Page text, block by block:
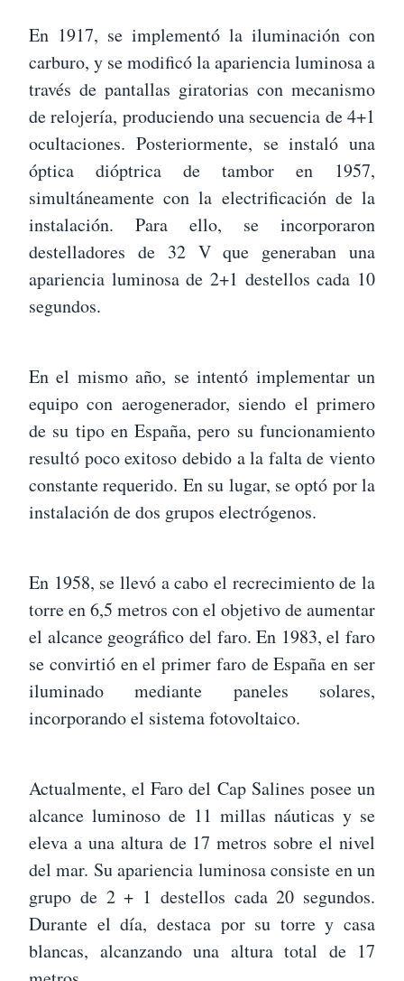
En 1917, se implementó la iluminación con
carburo, y se modificó la apariencia luminosa a
través de pantallas giratorias con mecanismo
de relojería, produciendo una secuencia de 4+1
ocultaciones. Posteriormente, se instaló una
óptica dióptrica de tambor en 1957,
simultáneamente con la electrificación de la
instalación. Para ello, se incorporaron
destelladores de 32 V que generaban una
apariencia luminosa de 2+1 destellos cada 10
segundos.
En el mismo año, se intentó implementar un
equipo con aerogenerador, siendo el primero
de su tipo en España, pero su funcionamiento
resultó poco exitoso debido a la falta de viento
constante requerido. En su lugar, se optó por la
instalación de dos grupos electrógenos.
En 1958, se llevó a cabo el recrecimiento de la
torre en 6,5 metros con el objetivo de aumentar
el alcance geográfico del faro. En 1983, el faro
se convirtió en el primer faro de España en ser
iluminado mediante paneles solares,
incorporando el sistema fotovoltaico.
Actualmente, el Faro del Cap Salines posee un
alcance luminoso de 11 millas náuticas y se
eleva a una altura de 17 metros sobre el nivel
del mar. Su apariencia luminosa consiste en un
grupo de 2 + 1 destellos cada 20 segundos.
Durante el día, destaca por su torre y casa
blancas, alcanzando una altura total de 17